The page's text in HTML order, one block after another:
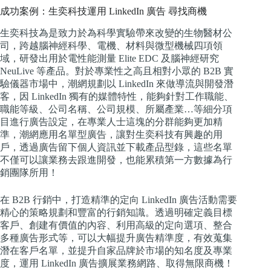
成功案例：生奕科技運用 LinkedIn 廣告 尋找商機
生奕科技為是致力於為科學實驗帶來改變的生物醫材公
司，跨越腦神經科學、電機、材料與微型機械四項領
域，研發出用於電性能測量 Elite EDC 及腦神經研究
NeuLive 等產品。對於專業性之高且相對小眾的 B2B 實
驗儀器市場中，潮網規劃以 LinkedIn 來做導流與開發潛
客，因 LinkedIn 獨有的媒體特性，能夠針對工作職能、
職能等級、公司名稱、公司規模、所屬產業…等細分項
目進行廣告設定，在專業人士這塊的分群能夠更加精
準，潮網應用名單型廣告，讓對生奕科技有興趣的用
戶，透過廣告留下個人資訊並下載產品型錄，這些名單
不僅可以讓業務去跟進開發，也能累積第一方數據為行
銷團隊所用！
在 B2B 行銷中，打造精準的定向 LinkedIn 廣告活動需要
精心的策略規劃和豐富的行銷知識。透過明確定義目標
客戶、創建有價值的內容、利用高級的定向選項、整合
多種廣告形式等，可以大幅提升廣告精準度，有效蒐集
潛在客戶名單，並提升自家品牌於市場的知名度及專業
度，運用 LinkedIn 廣告擴展業務網路、取得無限商機！